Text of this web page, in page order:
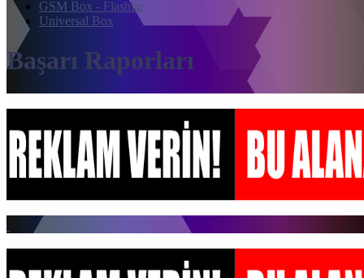
GSM Box - Flashlar
Universal Box
Başarı Raporları